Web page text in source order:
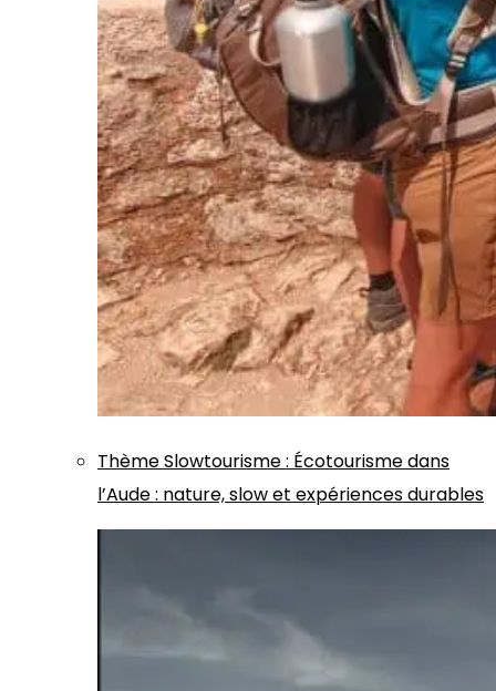
ThèmeSlowtourisme: Écotourisme dans
l’Aude : nature, slow et expériences durables